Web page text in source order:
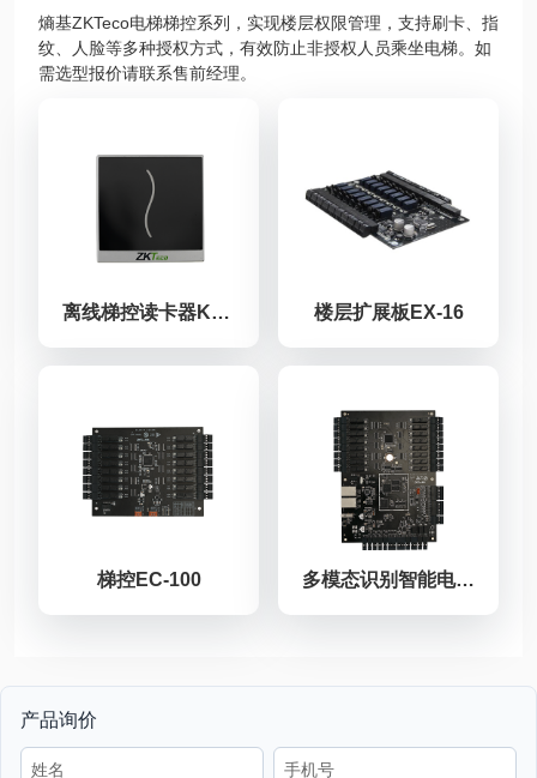
熵基ZKTeco电梯梯控系列，实现楼层权限管理，支持刷卡、指
纹、人脸等多种授权方式，有效防止非授权人员乘坐电梯。如
需选型报价请联系售前经理。
离线梯控读卡器KR801-EP-EC 楼层扩展板EX-16
梯控EC-100 多模态识别智能电梯控制器EC-300
产品询价